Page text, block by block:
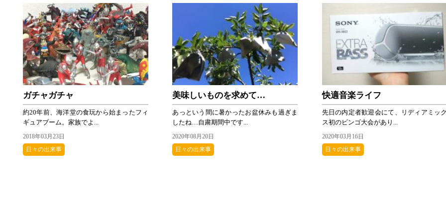
ガチャガチャ
約20年前、海洋堂の食玩から始まったフィ
ギュアブーム。家族でよ...
2018年03月23日
日々の出来事
美味しいものを求めて…
あっという間に暑かったお盆休みも過ぎま
したね…自粛期間中です...
2020年08月20日
日々の出来事
快適音楽ライフ
先日の内定者歓迎会にて、リディアミッ
ス初のビンゴ大会があり...
2020年03月16日
日々の出来事